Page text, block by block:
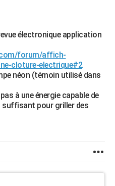
électronique application
forum/affich-
cloture-electrique#2
néon (témoin utilisé dans
à une énergie capable de
suffisant pour griller des